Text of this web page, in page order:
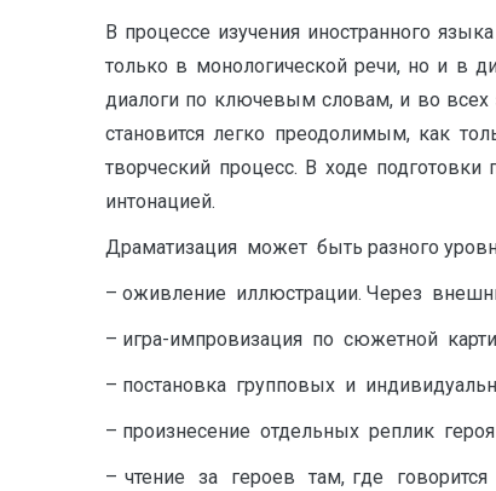
В процессе изучения иностранного
только в монологической речи, но и в
диалоги по ключевым словам, и во всех
становится легко преодолимым, как
творческий процесс. В ходе
интонацией.
Драматизация может быть разного
– оживление иллюстрации. Через
– игра-импровизация по сюжетной
– постановка групповых и
– произнесение отдельных реплик
– чтение за героев там, где